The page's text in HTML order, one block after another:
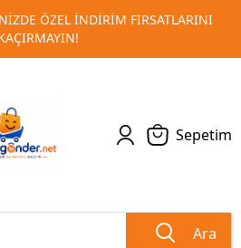
🚀 KURUMSAL PROMOSYON VE
1 2
Sepetim
Ara